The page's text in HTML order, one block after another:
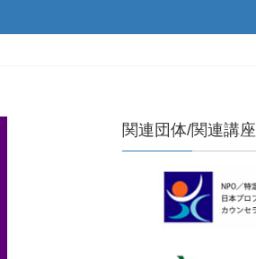
関連団体/関連講座